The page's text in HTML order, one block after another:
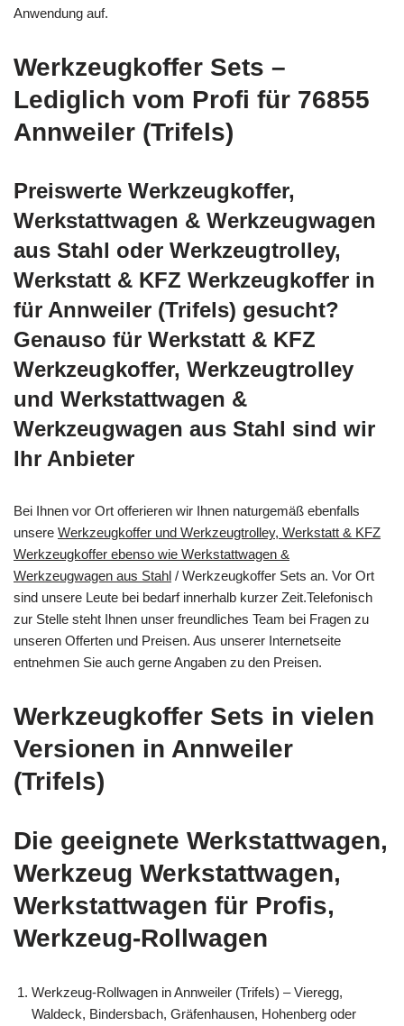
Anwendung auf.
Werkzeugkoffer Sets –
Lediglich vom Profi für 76855
Annweiler (Trifels)
Preiswerte Werkzeugkoffer,
Werkstattwagen & Werkzeugwagen
aus Stahl oder Werkzeugtrolley,
Werkstatt & KFZ Werkzeugkoffer in
für Annweiler (Trifels) gesucht?
Genauso für Werkstatt & KFZ
Werkzeugkoffer, Werkzeugtrolley
und Werkstattwagen &
Werkzeugwagen aus Stahl sind wir
Ihr Anbieter
Bei Ihnen vor Ort offerieren wir Ihnen naturgemäß ebenfalls
unsere Werkzeugkoffer und Werkzeugtrolley, Werkstatt & KFZ
Werkzeugkoffer ebenso wie Werkstattwagen &
Werkzeugwagen aus Stahl / Werkzeugkoffer Sets an. Vor Ort
sind unsere Leute bei bedarf innerhalb kurzer Zeit.Telefonisch
zur Stelle steht Ihnen unser freundliches Team bei Fragen zu
unseren Offerten und Preisen. Aus unserer Internetseite
entnehmen Sie auch gerne Angaben zu den Preisen.
Werkzeugkoffer Sets in vielen
Versionen in Annweiler
(Trifels)
Die geeignete Werkstattwagen,
Werkzeug Werkstattwagen,
Werkstattwagen für Profis,
Werkzeug-Rollwagen
Werkzeug-Rollwagen in Annweiler (Trifels) – Vieregg,
Waldeck, Bindersbach, Gräfenhausen, Hohenberg oder